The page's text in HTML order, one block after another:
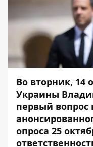
Во вторник, 14
Украины
первый вопрос
опроса 25